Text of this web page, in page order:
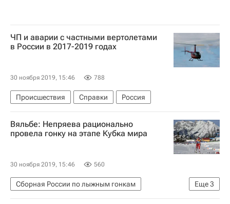
ЧП и аварии с частными вертолетами
в России в 2017-2019 годах
30 ноября 2019, 15:46 788
Происшествия Справки Россия
Вяльбе: Непряева рационально
провела гонку на этапе Кубка мира
30 ноября 2019, 15:46 560
Еще3
Сборная России по лыжным гонкам
Кубок мира по лыжным гонкам